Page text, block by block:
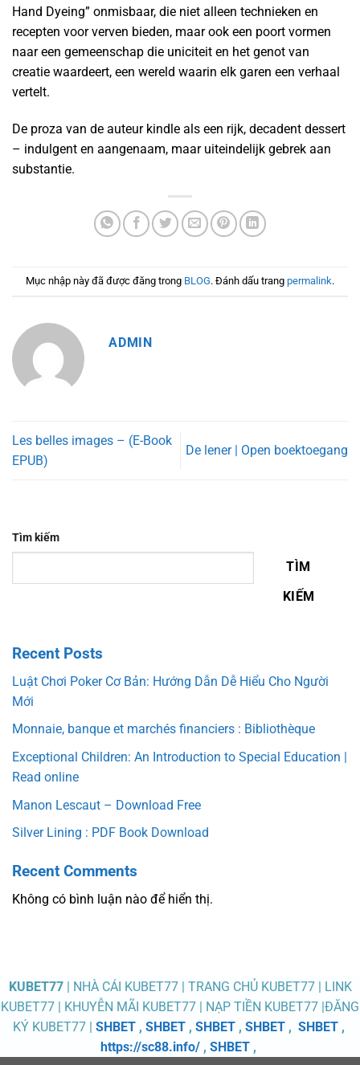
Hand Dyeing” onmisbaar, die niet alleen technieken en
recepten voor verven bieden, maar ook een poort vormen
naar een gemeenschap die uniciteit en het genot van
creatie waardeert, een wereld waarin elk garen een verhaal
vertelt.
De proza van de auteur kindle als een rijk, decadent dessert
– indulgent en aangenaam, maar uiteindelijk gebrek aan
substantie.
Mục nhập này đã được đăng trong BLOG. Đánh dấu trang permalink.
ADMIN
Les belles images – (E-Book
EPUB)
De lener | Open boektoegang
Tìm kiếm
TÌM
KIẾM
Recent Posts
Luật Chơi Poker Cơ Bản: Hướng Dẫn Dễ Hiểu Cho Người
Mới
Monnaie, banque et marchés financiers : Bibliothèque
Exceptional Children: An Introduction to Special Education |
Read online
Manon Lescaut – Download Free
Silver Lining : PDF Book Download
Recent Comments
Không có bình luận nào để hiển thị.
KUBET77| NHÀ CÁI KUBET77 | TRANG CHỦ KUBET77 | LINK
KUBET77 | KHUYỄN MÃI KUBET77 | NẠP TIỀN KUBET77 |ĐĂNG
KÝ KUBET77 | SHBET, SHBET, SHBET, SHBET, SHBET,
https://sc88.info/ , SHBET ,